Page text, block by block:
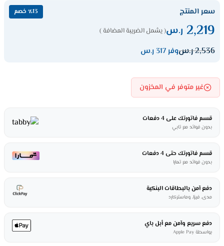
سعر المنتج ٪13 خصم
2,219 ر.س( يشمل الضريبة المضافة )
2,536ر.سوفر 317 ر.س
غير متوفر في المخزون
قسم فاتورتك على 4 دفعات
بدون فوائد مع تابي
قسم فاتورتك حتى 4 دفعات
بدون فوائد مع تمارا
دفع آمن بالبطاقات البنكية
مدى، فيزا، وماستركارد
دفع سريع وآمن مع أبل باي
بواسطة Apple Pay